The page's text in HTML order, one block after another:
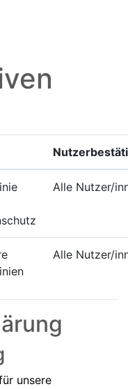
Alle Nutzer/
Alle Nutzer/
unsere